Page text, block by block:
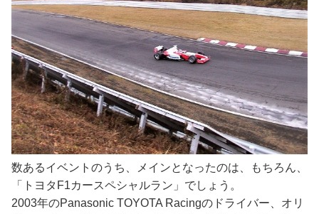
数あるイベントのうち、メインとなったのは、もちろん、
「トヨタF1カースペシャルラン」でしょう。
2003年のPanasonic TOYOTA Racingのドライバー、オリ